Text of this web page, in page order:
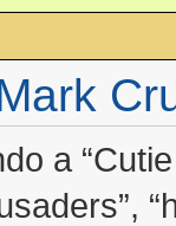
a